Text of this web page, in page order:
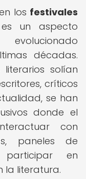
los festivales
es un aspecto
décadas.
literarios solían
críticos
se han
donde el
con
paneles de
en
la literatura.